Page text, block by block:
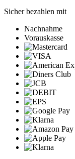
Sicher bezahlen mit
Nachnahme
Vorauskasse